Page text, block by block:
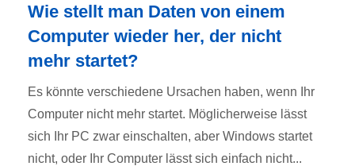
Wie stellt man Daten von einem
Computer wieder her, der nicht
mehr startet?
Es könnte verschiedene Ursachen haben, wenn Ihr
Computer nicht mehr startet. Möglicherweise lässt
sich Ihr PC zwar einschalten, aber Windows startet
nicht, oder Ihr Computer lässt sich einfach nicht...